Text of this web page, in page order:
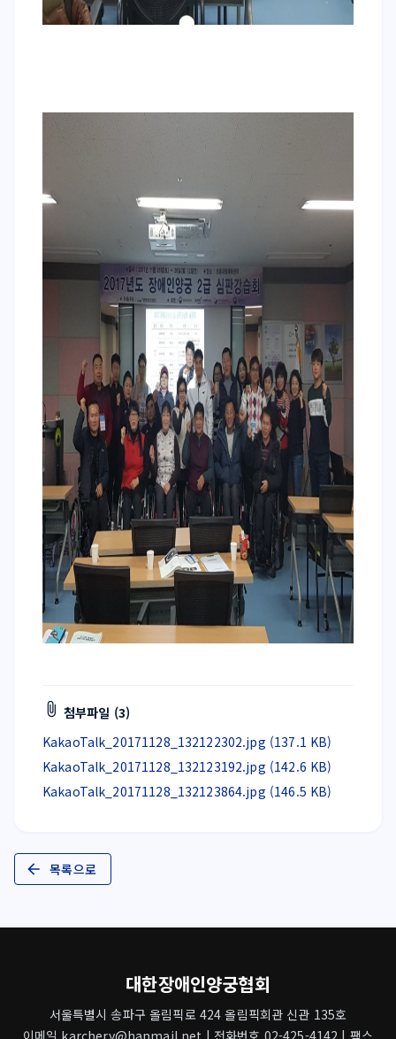
첨부파일 (3)
KakaoTalk_20171128_132122302.jpg (137.1 KB)
KakaoTalk_20171128_132123192.jpg (142.6 KB)
KakaoTalk_20171128_132123864.jpg (146.5 KB)
목록으로
대한장애인양궁협회
서울특별시 송파구 올림픽로 424 올림픽회관 신관 135호
이메일 karchery@hanmail.net | 전화번호 02-425-4142 | 팩스